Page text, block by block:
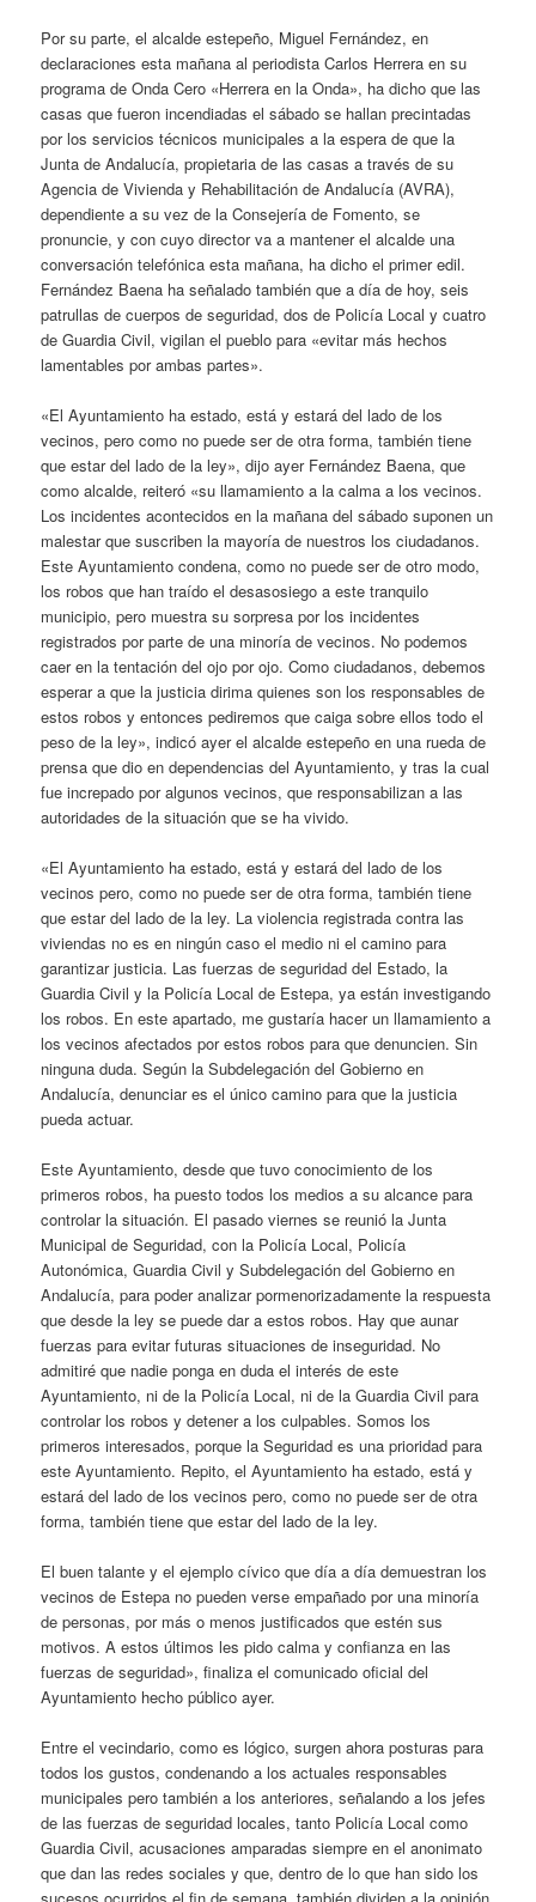
Por su parte, el alcalde estepeño, Miguel Fernández, en
declaraciones esta mañana al periodista Carlos Herrera en su
programa de Onda Cero «Herrera en la Onda», ha dicho que las
casas que fueron incendiadas el sábado se hallan precintadas
por los servicios técnicos municipales a la espera de que la
Junta de Andalucía, propietaria de las casas a través de su
Agencia de Vivienda y Rehabilitación de Andalucía (AVRA),
dependiente a su vez de la Consejería de Fomento, se
pronuncie, y con cuyo director va a mantener el alcalde una
conversación telefónica esta mañana, ha dicho el primer edil.
Fernández Baena ha señalado también que a día de hoy, seis
patrullas de cuerpos de seguridad, dos de Policía Local y cuatro
de Guardia Civil, vigilan el pueblo para «evitar más hechos
lamentables por ambas partes».
«El Ayuntamiento ha estado, está y estará del lado de los
vecinos, pero como no puede ser de otra forma, también tiene
que estar del lado de la ley», dijo ayer Fernández Baena, que
como alcalde, reiteró «su llamamiento a la calma a los vecinos.
Los incidentes acontecidos en la mañana del sábado suponen un
malestar que suscriben la mayoría de nuestros los ciudadanos.
Este Ayuntamiento condena, como no puede ser de otro modo,
los robos que han traído el desasosiego a este tranquilo
municipio, pero muestra su sorpresa por los incidentes
registrados por parte de una minoría de vecinos. No podemos
caer en la tentación del ojo por ojo. Como ciudadanos, debemos
esperar a que la justicia dirima quienes son los responsables de
estos robos y entonces pediremos que caiga sobre ellos todo el
peso de la ley», indicó ayer el alcalde estepeño en una rueda de
prensa que dio en dependencias del Ayuntamiento, y tras la cual
fue increpado por algunos vecinos, que responsabilizan a las
autoridades de la situación que se ha vivido.
«El Ayuntamiento ha estado, está y estará del lado de los
vecinos pero, como no puede ser de otra forma, también tiene
que estar del lado de la ley. La violencia registrada contra las
viviendas no es en ningún caso el medio ni el camino para
garantizar justicia. Las fuerzas de seguridad del Estado, la
Guardia Civil y la Policía Local de Estepa, ya están investigando
los robos. En este apartado, me gustaría hacer un llamamiento a
los vecinos afectados por estos robos para que denuncien. Sin
ninguna duda. Según la Subdelegación del Gobierno en
Andalucía, denunciar es el único camino para que la justicia
pueda actuar.
Este Ayuntamiento, desde que tuvo conocimiento de los
primeros robos, ha puesto todos los medios a su alcance para
controlar la situación. El pasado viernes se reunió la Junta
Municipal de Seguridad, con la Policía Local, Policía
Autonómica, Guardia Civil y Subdelegación del Gobierno en
Andalucía, para poder analizar pormenorizadamente la respuesta
que desde la ley se puede dar a estos robos. Hay que aunar
fuerzas para evitar futuras situaciones de inseguridad. No
admitiré que nadie ponga en duda el interés de este
Ayuntamiento, ni de la Policía Local, ni de la Guardia Civil para
controlar los robos y detener a los culpables. Somos los
primeros interesados, porque la Seguridad es una prioridad para
este Ayuntamiento. Repito, el Ayuntamiento ha estado, está y
estará del lado de los vecinos pero, como no puede ser de otra
forma, también tiene que estar del lado de la ley.
El buen talante y el ejemplo cívico que día a día demuestran los
vecinos de Estepa no pueden verse empañado por una minoría
de personas, por más o menos justificados que estén sus
motivos. A estos últimos les pido calma y confianza en las
fuerzas de seguridad», finaliza el comunicado oficial del
Ayuntamiento hecho público ayer.
Entre el vecindario, como es lógico, surgen ahora posturas para
todos los gustos, condenando a los actuales responsables
municipales pero también a los anteriores, señalando a los jefes
de las fuerzas de seguridad locales, tanto Policía Local como
Guardia Civil, acusaciones amparadas siempre en el anonimato
que dan las redes sociales y que, dentro de lo que han sido los